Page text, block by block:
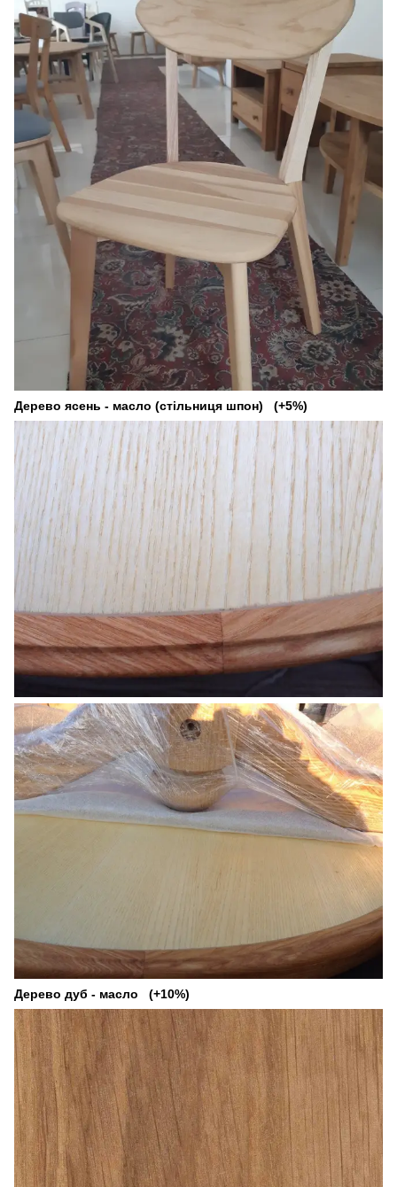
Дерево ясень - масло (стільниця шпон) (+5%)
Дерево дуб - масло (+10%)